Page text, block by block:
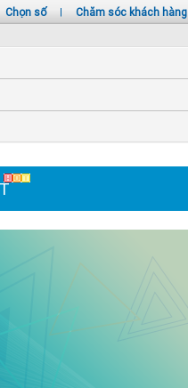
Chọn số | Chăm sóc khách hàng